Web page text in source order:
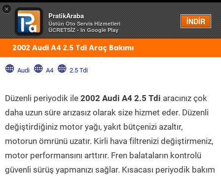
×
PratikAraba
Üstün Oto Servis Hizmetleri
ÜCRETSİZ - In Google Play
İNDİR
Menü
2002 Audi A4 2.5 Tdi Araç Bakımı
Audi A4 2.5 Tdi
Düzenli periyodik ile 2002 Audi A4 2.5 Tdi aracınız çok
daha uzun süre arızasız olarak size hizmet eder. Düzenli
değiştirdiğiniz motor yağı, yakıt bütçenizi azaltır,
motorun ömrünü uzatır. Kirli hava filtrenizi değiştirmeniz,
motor performansını arttırır. Fren balataların kontrolü
güvenli sürüş yapmanızı sağlar. Kısacası periyodik bakım